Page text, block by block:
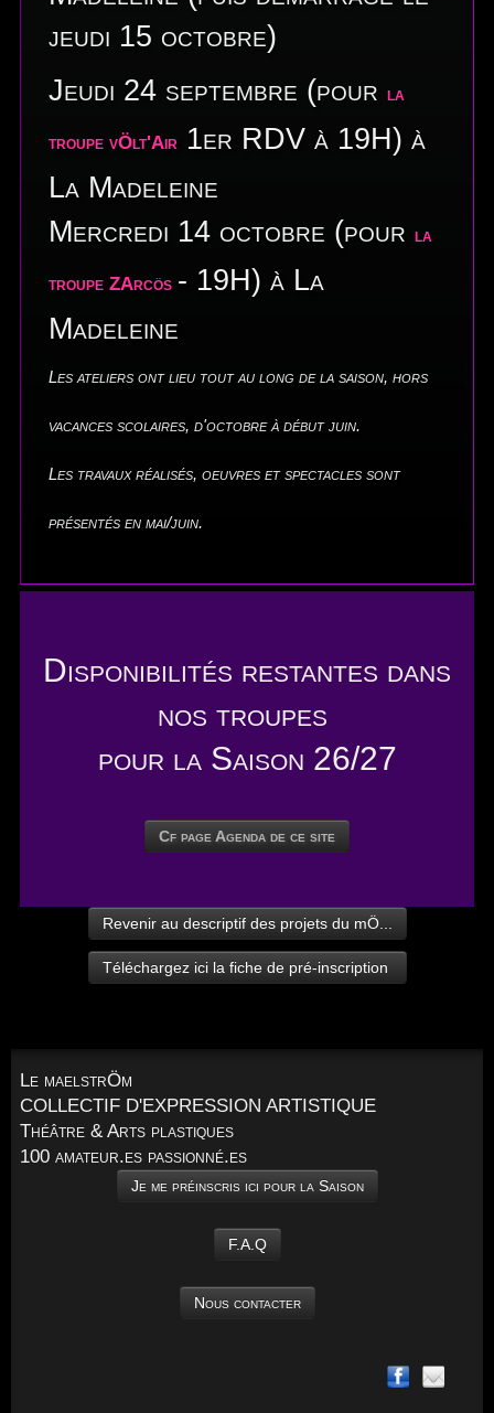
jeudi 15 octobre)
Jeudi 24 septembre (pour la
troupe vÖlt'Air 1er RDV à 19H) à
La Madeleine
Mercredi 14 octobre (pour la
troupe ZArcös - 19H) à La
Madeleine
Les ateliers ont lieu tout au long de la saison, hors
vacances scolaires, d'octobre à début juin.
Les travaux réalisés, oeuvres et spectacles sont
présentés en mai/juin.
Disponibilités restantes dans
nos troupes
pour la Saison 26/27
Cf page Agenda de ce site
Revenir au descriptif des projets du mÖ...
Téléchargez ici la fiche de pré-inscription
Le maelstrÖm
COLLECTIF D'EXPRESSION ARTISTIQUE
Théâtre & Arts plastiques
100 amateur.es passionné.es
Je me préinscris ici pour la Saison
F.A.Q
Nous contacter